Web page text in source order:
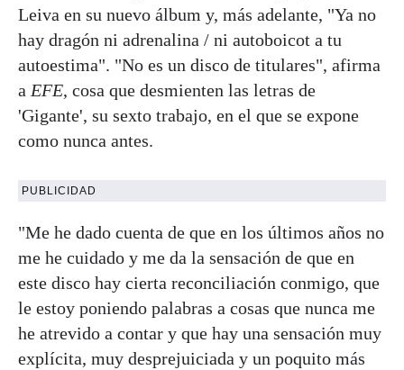
Leiva en su nuevo álbum y, más adelante, "Ya no
hay dragón ni adrenalina / ni autoboicot a tu
autoestima". "No es un disco de titulares", afirma
a EFE, cosa que desmienten las letras de
'Gigante', su sexto trabajo, en el que se expone
como nunca antes.
PUBLICIDAD
"Me he dado cuenta de que en los últimos años no
me he cuidado y me da la sensación de que en
este disco hay cierta reconciliación conmigo, que
le estoy poniendo palabras a cosas que nunca me
he atrevido a contar y que hay una sensación muy
explícita, muy desprejuiciada y un poquito más